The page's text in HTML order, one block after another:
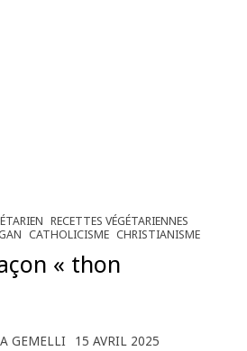
RECETTES VÉGÉTARIENNES
CATHOLICISME CHRISTIANISME
« thon
GEMELLI 15 AVRIL 2025